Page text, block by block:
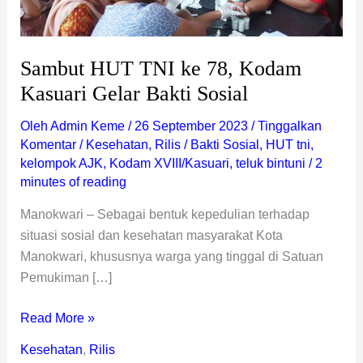
Sambut HUT TNI ke 78, Kodam
Kasuari Gelar Bakti Sosial
Oleh Admin Keme / 26 September 2023 /Tinggalkan
Komentar / Kesehatan, Rilis/ Bakti Sosial , HUT tni,
kelompok AJK, Kodam XVIII/Kasuari, teluk bintuni / 2
minutes of reading
Manokwari – Sebagai bentuk kepedulian terhadap
situasi sosial dan kesehatan masyarakat Kota
Manokwari, khususnya warga yang tinggal di Satuan
Pemukiman […]
Read More »
Kesehatan, Rilis